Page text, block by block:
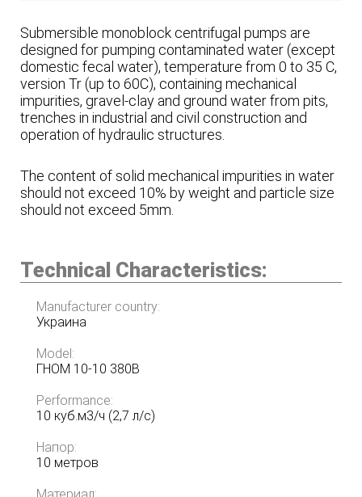
Submersible monoblock centrifugal pumps are
designed for pumping contaminated water (except
domestic fecal water), temperature from 0 to 35 C,
version Tr (up to 60C), containing mechanical
impurities, gravel-clay and ground water from pits,
trenches in industrial and civil construction and
operation of hydraulic structures.
The content of solid mechanical impurities in water
should not exceed 10% by weight and particle size
should not exceed 5mm.
Technical Characteristics:
Manufacturer country:
Украина
Model:
ГНОМ 10-10 380В
Performance:
10 куб.м3/ч (2,7 л/с)
Напор:
10 метров